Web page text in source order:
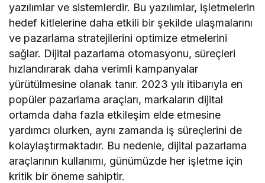
yazılımlar ve sistemlerdir. Bu yazılımlar, işletmelerin
hedef kitlelerine daha etkili bir şekilde ulaşmalarını
ve pazarlama stratejilerini optimize etmelerini
sağlar. Dijital pazarlama otomasyonu, süreçleri
hızlandırarak daha verimli kampanyalar
yürütülmesine olanak tanır. 2023 yılı itibarıyla en
popüler pazarlama araçları, markaların dijital
ortamda daha fazla etkileşim elde etmesine
yardımcı olurken, aynı zamanda iş süreçlerini de
kolaylaştırmaktadır. Bu nedenle, dijital pazarlama
araçlarının kullanımı, günümüzde her işletme için
kritik bir öneme sahiptir.